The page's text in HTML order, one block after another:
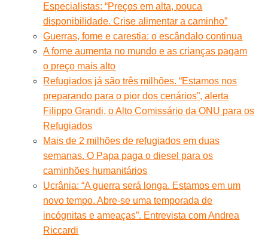
Especialistas: “Preços em alta, pouca
disponibilidade. Crise alimentar a caminho”
Guerras, fome e carestia: o escândalo continua
A fome aumenta no mundo e as crianças pagam
o preço mais alto
Refugiados já são três milhões. “Estamos nos
preparando para o pior dos cenários”, alerta
Filippo Grandi, o Alto Comissário da ONU para os
Refugiados
Mais de 2 milhões de refugiados em duas
semanas. O Papa paga o diesel para os
caminhões humanitários
Ucrânia: “A guerra será longa. Estamos em um
novo tempo. Abre-se uma temporada de
incógnitas e ameaças”. Entrevista com Andrea
Riccardi